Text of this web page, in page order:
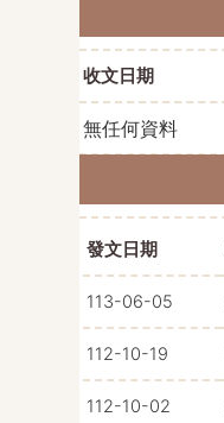
收文日期
無任何資料
發文日期
113-06-05
112-10-19
112-10-02